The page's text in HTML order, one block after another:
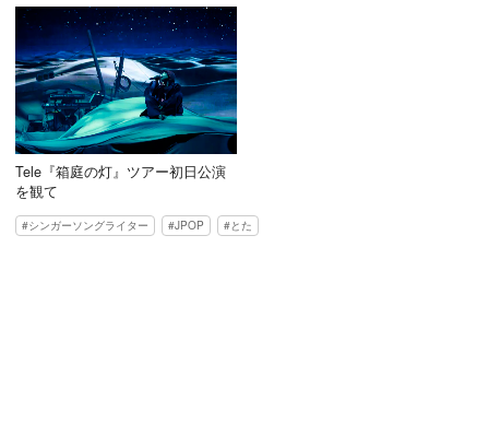
Tele『箱庭の灯』ツアー初日公演
を観て
シンガーソングライター JPOP とた